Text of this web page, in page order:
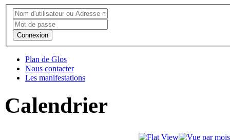
Connexion
Plan de Glos
Nous contacter
Les manifestations
Calendrier